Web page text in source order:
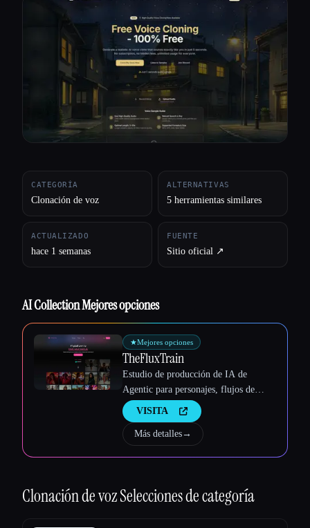
Todas las categorías
Acerca de
CATEGORÍA
Clonación de voz
ALTERNATIVAS
5 herramientas similares
ACTUALIZADO
hace 1 semanas
FUENTE
Sitio oficial ↗︎
AI Collection Mejores opciones
★Mejores opciones
TheFluxTrain
Estudio de producción de IA de
Agentic para personajes, flujos de
trabajo y vídeos coherentes
VISITA
Más detalles→
Clonación de vozSelecciones de categoría